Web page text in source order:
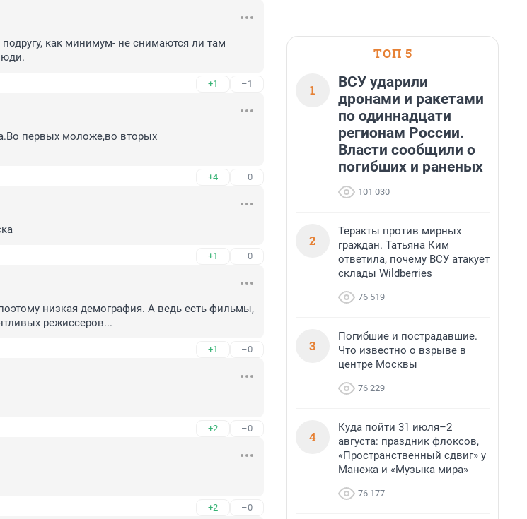
как минимум- не снимаются ли там
+1 –1
первых моложе,во вторых
+4 –0
+1 –0
низкая демография. А ведь есть фильмы,
режиссеров...
+1 –0
+2 –0
+2 –0
ТОП 5
1
ВСУ ударили
дронами и ракетами
по одиннадцати
регионам России.
Власти сообщили о
погибших и раненых
101 030
2
Теракты против мирных
граждан. Татьяна Ким
ответила, почему ВСУ атакует
склады Wildberries
76 519
3
Погибшие и пострадавшие.
Что известно о взрыве в
центре Москвы
76 229
4
Куда пойти 31 июля–2
августа: праздник флоксов,
«Пространственный сдвиг» у
Манежа и «Музыка мира»
76 177